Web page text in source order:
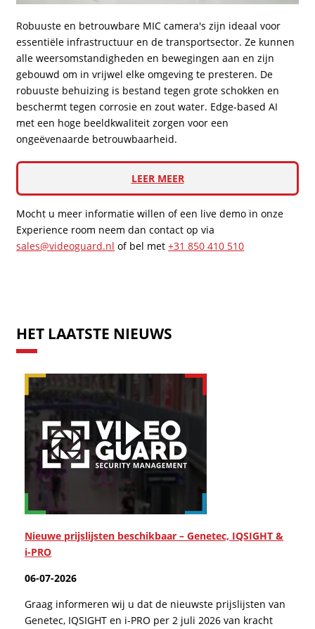
Robuuste en betrouwbare MIC camera's zijn ideaal voor
essentiële infrastructuur en de transportsector. Ze kunnen
alle weersomstandigheden en bewegingen aan en zijn
gebouwd om in vrijwel elke omgeving te presteren. De
robuuste behuizing is bestand tegen grote schokken en
beschermt tegen corrosie en zout water. Edge-based AI
met een hoge beeldkwaliteit zorgen voor een
ongeëvenaarde betrouwbaarheid.
LEER MEER
Mocht u meer informatie willen of een live demo in onze
Experience room neem dan contact op via
sales@videoguard.nl of bel met+31 850 410 510
HET LAATSTE NIEUWS
Nieuwe prijslijsten beschikbaar – Genetec, IQSIGHT &
i-PRO
06-07-2026
Graag informeren wij u dat de nieuwste prijslijsten van
Genetec, IQSIGHT en i-PRO per 2 juli 2026 van kracht